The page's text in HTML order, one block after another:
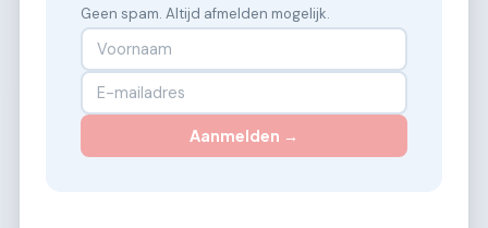
Geen spam. Altijd afmelden mogelijk.
Aanmelden →